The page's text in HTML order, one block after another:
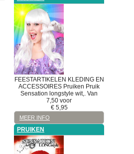
FEESTARTIKELEN KLEDING EN
ACCESSOIRES Pruiken Pruik
Sensation longstyle wit,. Van
7,50 voor
€ 5,95
MEER INFO
PRUIKEN